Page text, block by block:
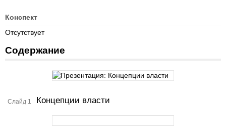
Конспект
Отсутствует
Содержание
Слайд 1 Концепции власти